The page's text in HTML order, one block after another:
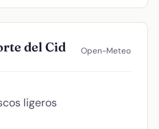
del Cid Open-Meteo
ligeros